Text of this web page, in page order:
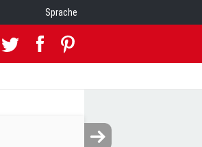
Sprache